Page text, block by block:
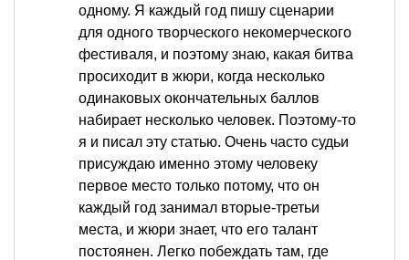
одному. Я каждый год пишу сценарии
для одного творческого некомерческого
фестиваля, и поэтому знаю, какая битва
просиходит в жюри, когда несколько
одинаковых окончательных баллов
набирает несколько человек. Поэтому-то
я и писал эту статью. Очень часто судьи
присуждаю именно этому человеку
первое место только потому, что он
каждый год занимал вторые-третьи
места, и жюри знает, что его талант
постоянен. Легко побеждать там, где